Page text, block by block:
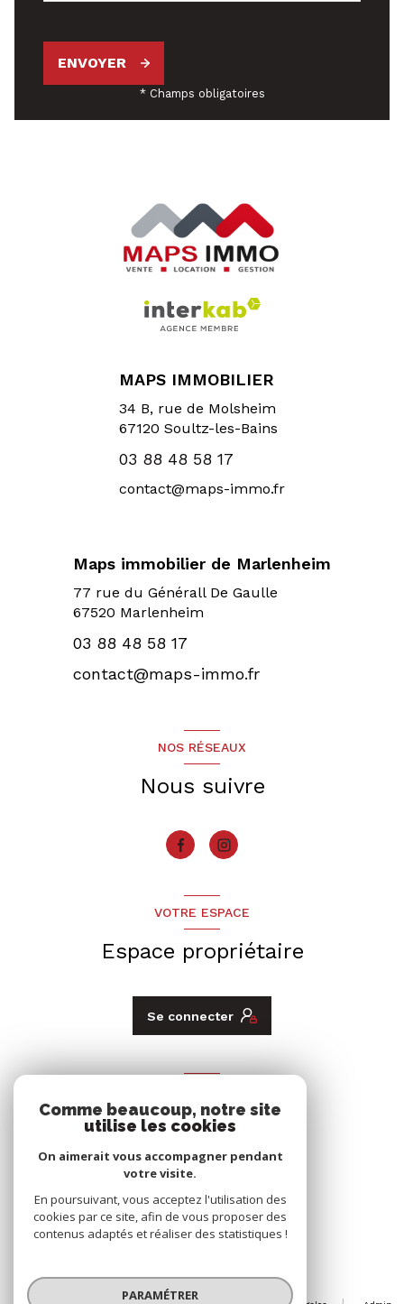
ENVOYER
* Champs obligatoires
MAPS IMMOBILIER
34 B, rue de Molsheim
67120 Soultz-les-Bains
03 88 48 58 17
contact@maps-immo.fr
Maps immobilier de Marlenheim
77 rue du Générall De Gaulle
67520 Marlenheim
03 88 48 58 17
contact@maps-immo.fr
NOS RÉSEAUX
Nous suivre
VOTRE ESPACE
Espace propriétaire
Se connecter
Nous adhérons
© 2026 | Tous droits réservés
Comme beaucoup, notre site
utilise les cookies
On aimerait vous accompagner pendant
votre visite.
En poursuivant, vous acceptez l'utilisation des
cookies par ce site, afin de vous proposer des
contenus adaptés et réaliser des statistiques !
PARAMÉTRER